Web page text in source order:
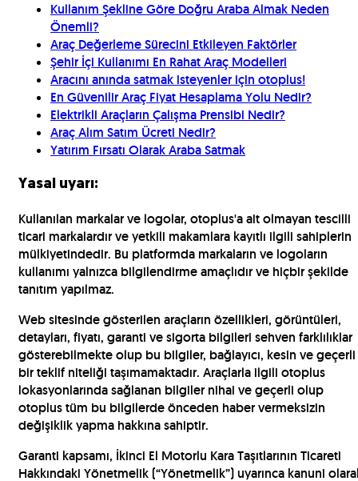
Kullanım Şekline Göre Doğru Araba Almak Neden
Önemli?
Araç Değerleme Sürecini Etkileyen Faktörler
Şehir İçi Kullanımı En Rahat Araç Modelleri
Aracını anında satmak isteyenler için otoplus!
En Güvenilir Araç Fiyat Hesaplama Yolu Nedir?
Elektrikli Araçların Çalışma Prensibi Nedir?
Araç Alım Satım Ücreti Nedir?
Yatırım Fırsatı Olarak Araba Satmak
Yasal uyarı:
Kullanılan markalar ve logolar, otoplus'a ait olmayan tescilli
ticari markalardır ve yetkili makamlara kayıtlı ilgili sahiplerin
mülkiyetindedir. Bu platformda markaların ve logoların
kullanımı yalnızca bilgilendirme amaçlıdır ve hiçbir şekilde
tanıtım yapılmaz.
Web sitesinde gösterilen araçların özellikleri, görüntüleri,
detayları, fiyatı, garanti ve sigorta bilgileri sehven farklılıklar
gösterebilmekte olup bu bilgiler, bağlayıcı, kesin ve geçerli
bir teklif niteliği taşımamaktadır. Araçlarla ilgili otoplus
lokasyonlarında sağlanan bilgiler nihai ve geçerli olup
otoplus tüm bu bilgilerde önceden haber vermeksizin
değişiklik yapma hakkına sahiptir.
Garanti kapsamı, İkinci El Motorlu Kara Taşıtlarının Ticareti
Hakkındaki Yönetmelik (“Yönetmelik”) uyarınca kanuni